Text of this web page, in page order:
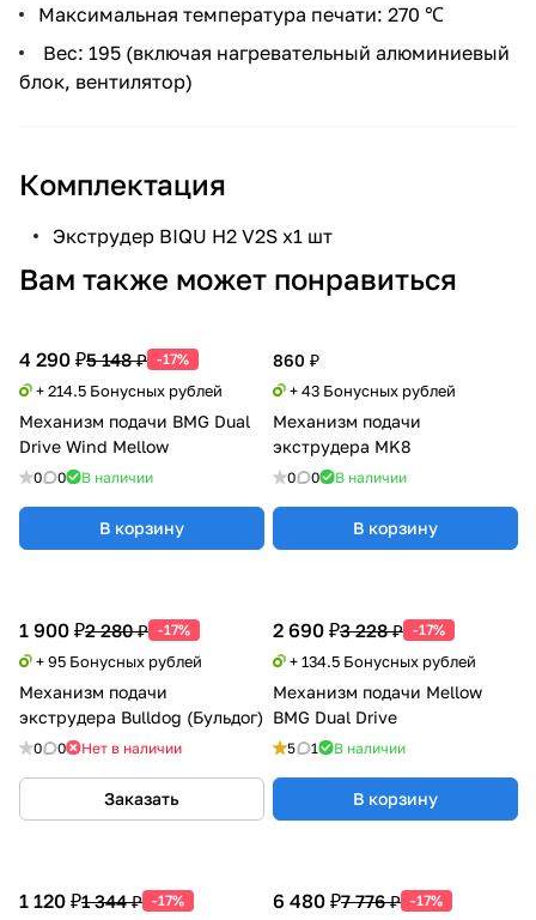
Максимальная температура печати: 270 ℃
Вес: 195 (включая нагревательный алюминиевый
блок, вентилятор)
Комплектация
Экструдер BIQU H2 V2S х1 шт
Вам также может понравиться
4 290 ₽5 148 ₽ -17%
+ 214.5 Бонусных рублей
Механизм подачи BMG Dual
Drive Wind Mellow
0 0 В наличии
В корзину
860 ₽
+ 43 Бонусных рублей
Механизм подачи
экструдера MK8
0 0 В наличии
В корзину
2 690 ₽3 228 ₽ -17%
+ 134.5 Бонусных рублей
Механизм подачи Mellow
BMG Dual Drive
5 1 В наличии
В корзину
1 120 ₽1 344 ₽ -17% 6 480 ₽7 776 ₽ -17%
1 900 ₽2 280 ₽ -17%
+ 95 Бонусных рублей
Механизм подачи
экструдера Bulldog (Бульдог)
0 0 Нет в наличии
Заказать